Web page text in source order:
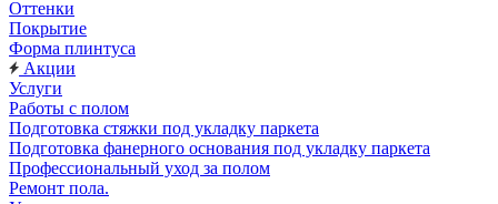
Оттенки
Покрытие
Форма плинтуса
Акции
Услуги
Работы с полом
Подготовка стяжки под укладку паркета
Подготовка фанерного основания под укладку паркета
Профессиональный уход за полом
Ремонт пола.